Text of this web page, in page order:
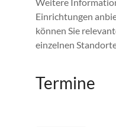
Einrichtungen
können Sie
einzelnen
Termine